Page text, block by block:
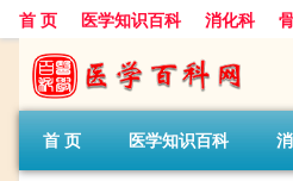
首 页 医学知识百科 消化科
首 页 医学知识百科